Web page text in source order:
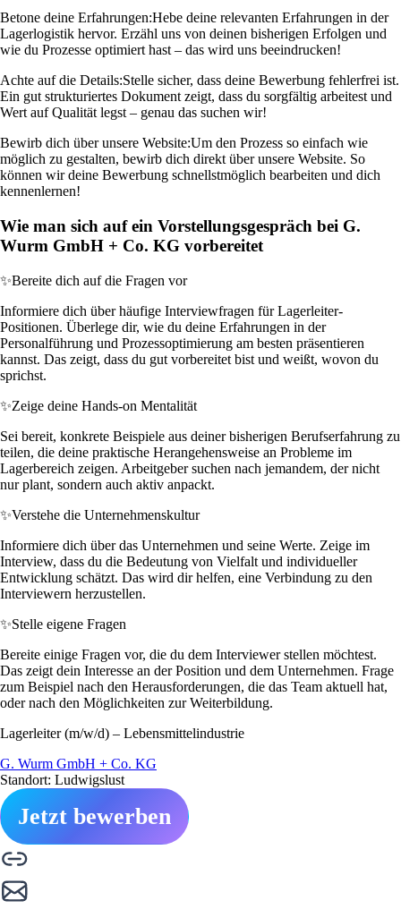
Betone deine Erfahrungen:Hebe deine relevanten Erfahrungen in der
Lagerlogistik hervor. Erzähl uns von deinen bisherigen Erfolgen und
wie du Prozesse optimiert hast – das wird uns beeindrucken!
Achte auf die Details:Stelle sicher, dass deine Bewerbung fehlerfrei ist.
Ein gut strukturiertes Dokument zeigt, dass du sorgfältig arbeitest und
Wert auf Qualität legst – genau das suchen wir!
Bewirb dich über unsere Website:Um den Prozess so einfach wie
möglich zu gestalten, bewirb dich direkt über unsere Website. So
können wir deine Bewerbung schnellstmöglich bearbeiten und dich
kennenlernen!
Wie man sich auf ein Vorstellungsgespräch bei G.
Wurm GmbH + Co. KG vorbereitet
✨Bereite dich auf die Fragen vor
Informiere dich über häufige Interviewfragen für Lagerleiter-
Positionen. Überlege dir, wie du deine Erfahrungen in der
Personalführung und Prozessoptimierung am besten präsentieren
kannst. Das zeigt, dass du gut vorbereitet bist und weißt, wovon du
sprichst.
✨Zeige deine Hands-on Mentalität
Sei bereit, konkrete Beispiele aus deiner bisherigen Berufserfahrung zu
teilen, die deine praktische Herangehensweise an Probleme im
Lagerbereich zeigen. Arbeitgeber suchen nach jemandem, der nicht
nur plant, sondern auch aktiv anpackt.
✨Verstehe die Unternehmenskultur
Informiere dich über das Unternehmen und seine Werte. Zeige im
Interview, dass du die Bedeutung von Vielfalt und individueller
Entwicklung schätzt. Das wird dir helfen, eine Verbindung zu den
Interviewern herzustellen.
✨Stelle eigene Fragen
Bereite einige Fragen vor, die du dem Interviewer stellen möchtest.
Das zeigt dein Interesse an der Position und dem Unternehmen. Frage
zum Beispiel nach den Herausforderungen, die das Team aktuell hat,
oder nach den Möglichkeiten zur Weiterbildung.
Lagerleiter (m/w/d) – Lebensmittelindustrie
G. Wurm GmbH + Co. KG
Standort: Ludwigslust
Jetzt bewerben